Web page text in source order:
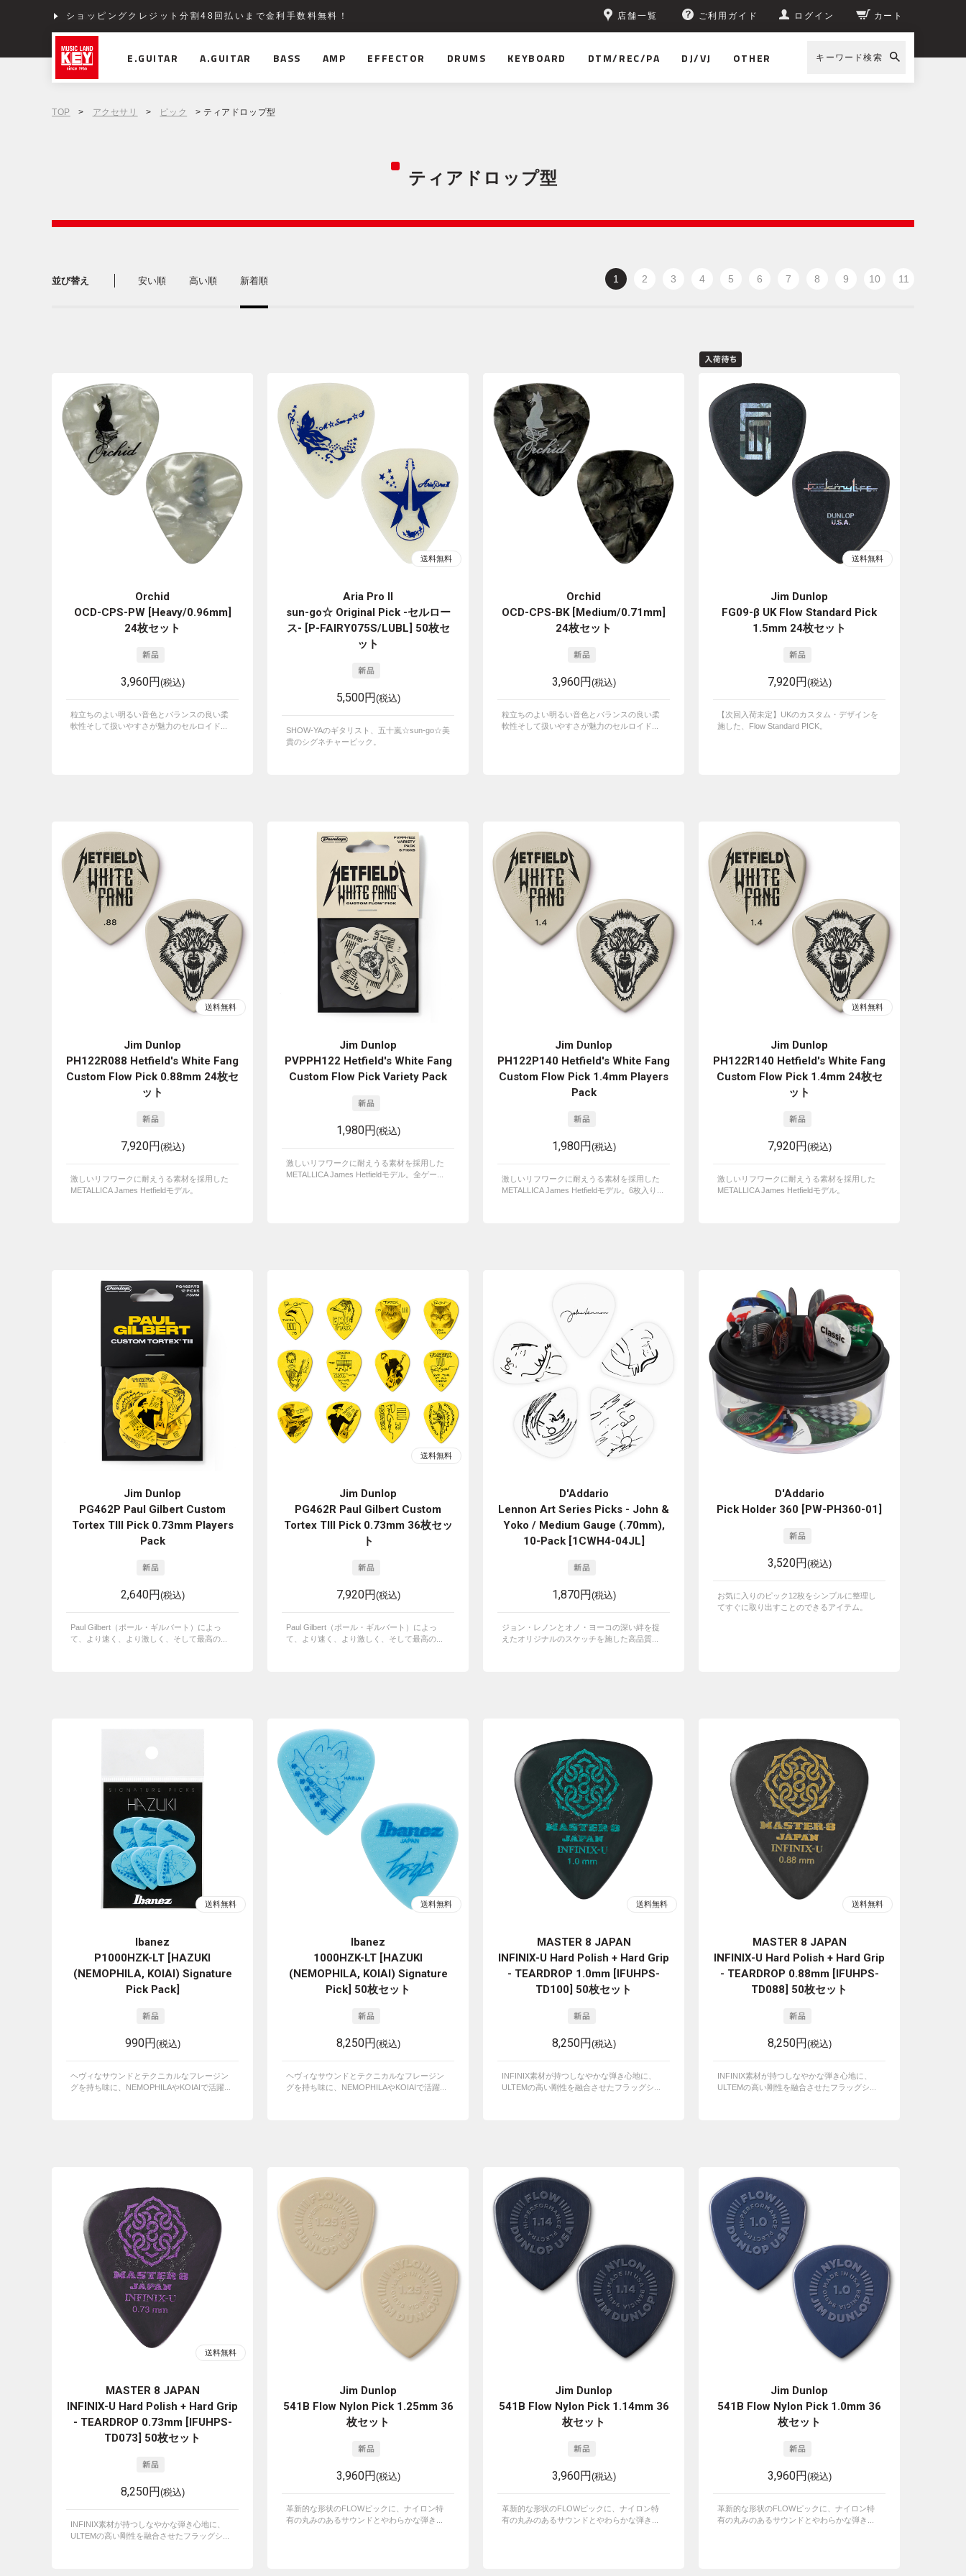
ショッピングクレジット分割48回払いまで金利手数料無料！ 店舗一覧 ご利用ガイド ログイン カート
E.GUITAR A.GUITAR BASS AMP EFFECTOR DRUMS KEYBOARD DTM/REC/PA DJ/VJ OTHER キーワード検索
TOP > アクセサリ > ピック > ティアドロップ型
ティアドロップ型
並び替え 安い順 高い順 新着順 1 2 3 4 5 6 7 8 9 10 11
Orchid
OCD-CPS-PW [Heavy/0.96mm]
24枚セット
3,960円(税込)
粒立ちのよい明るい音色とバランスの良い柔
軟性そして扱いやすさが魅力のセルロイド...
Aria Pro II
sun-go☆ Original Pick -セルロー
ス- [P-FAIRY075S/LUBL] 50枚セ
ット
5,500円(税込)
SHOW-YAのギタリスト、五十嵐☆sun-go☆美
貴のシグネチャーピック。
Orchid
OCD-CPS-BK [Medium/0.71mm]
24枚セット
3,960円(税込)
粒立ちのよい明るい音色とバランスの良い柔
軟性そして扱いやすさが魅力のセルロイド...
Jim Dunlop
FG09-β UK Flow Standard Pick
1.5mm 24枚セット
7,920円(税込)
【次回入荷未定】UKのカスタム・デザインを
施した、Flow Standard PICK。
Jim Dunlop
PH122R088 Hetfield's White Fang
Custom Flow Pick 0.88mm 24枚セ
ット
7,920円(税込)
激しいリフワークに耐えうる素材を採用した
METALLICA James Hetfieldモデル。
Jim Dunlop
PVPPH122 Hetfield's White Fang
Custom Flow Pick Variety Pack
1,980円(税込)
激しいリフワークに耐えうる素材を採用した
METALLICA James Hetfieldモデル。全ゲー...
Jim Dunlop
PH122P140 Hetfield's White Fang
Custom Flow Pick 1.4mm Players
Pack
1,980円(税込)
激しいリフワークに耐えうる素材を採用した
METALLICA James Hetfieldモデル。6枚入り...
Jim Dunlop
PH122R140 Hetfield's White Fang
Custom Flow Pick 1.4mm 24枚セ
ット
7,920円(税込)
激しいリフワークに耐えうる素材を採用した
METALLICA James Hetfieldモデル。
Jim Dunlop
PG462P Paul Gilbert Custom
Tortex TIII Pick 0.73mm Players
Pack
2,640円(税込)
Paul Gilbert（ポール・ギルバート）によっ
て、より速く、より激しく、そして最高の...
Jim Dunlop
PG462R Paul Gilbert Custom
Tortex TIII Pick 0.73mm 36枚セッ
ト
7,920円(税込)
Paul Gilbert（ポール・ギルバート）によっ
て、より速く、より激しく、そして最高の...
D'Addario
Lennon Art Series Picks - John &
Yoko / Medium Gauge (.70mm),
10-Pack [1CWH4-04JL]
1,870円(税込)
ジョン・レノンとオノ・ヨーコの深い絆を捉
えたオリジナルのスケッチを施した高品質...
D'Addario
Pick Holder 360 [PW-PH360-01]
3,520円(税込)
お気に入りのピック12枚をシンプルに整理し
てすぐに取り出すことのできるアイテム。
Ibanez
P1000HZK-LT [HAZUKI
(NEMOPHILA, KOIAI) Signature
Pick Pack]
990円(税込)
ヘヴィなサウンドとテクニカルなフレージン
グを持ち味に、NEMOPHILAやKOIAIで活躍...
Ibanez
1000HZK-LT [HAZUKI
(NEMOPHILA, KOIAI) Signature
Pick] 50枚セット
8,250円(税込)
ヘヴィなサウンドとテクニカルなフレージン
グを持ち味に、NEMOPHILAやKOIAIで活躍...
MASTER 8 JAPAN
INFINIX-U Hard Polish + Hard Grip
- TEARDROP 1.0mm [IFUHPS-
TD100] 50枚セット
8,250円(税込)
INFINIX素材が持つしなやかな弾き心地に、
ULTEMの高い剛性を融合させたフラッグシ...
MASTER 8 JAPAN
INFINIX-U Hard Polish + Hard Grip
- TEARDROP 0.88mm [IFUHPS-
TD088] 50枚セット
8,250円(税込)
INFINIX素材が持つしなやかな弾き心地に、
ULTEMの高い剛性を融合させたフラッグシ...
MASTER 8 JAPAN
INFINIX-U Hard Polish + Hard Grip
- TEARDROP 0.73mm [IFUHPS-
TD073] 50枚セット
8,250円(税込)
INFINIX素材が持つしなやかな弾き心地に、
ULTEMの高い剛性を融合させたフラッグシ...
Jim Dunlop
541B Flow Nylon Pick 1.25mm 36
枚セット
3,960円(税込)
革新的な形状のFLOWピックに、ナイロン特
有の丸みのあるサウンドとやわらかな弾き...
Jim Dunlop
541B Flow Nylon Pick 1.14mm 36
枚セット
3,960円(税込)
革新的な形状のFLOWピックに、ナイロン特
有の丸みのあるサウンドとやわらかな弾き...
Jim Dunlop
541B Flow Nylon Pick 1.0mm 36
枚セット
3,960円(税込)
革新的な形状のFLOWピックに、ナイロン特
有の丸みのあるサウンドとやわらかな弾き...